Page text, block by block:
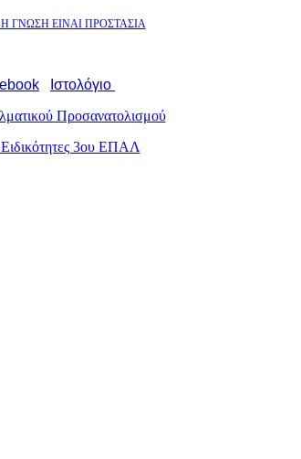
ΓΝΩΣΗ ΕΙΝΑΙ ΠΡΟΣΤΑΣΙΑ
Ιστολόγιο
Προσανατολισμού
Ειδικότητες 3ου ΕΠΑΛ